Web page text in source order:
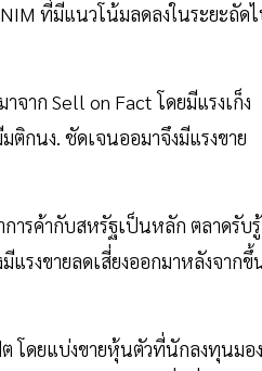
ที่มีแนวโน้มลดลงในระยะถัด
าก Sell on Fact โดยมีแรงเก็ง
กนง. ชัดเจนออมาจึงมีแรงขาย
ารค้ากับสหรัฐเป็นหลัก ตลาดรับรู้
แรงขายลดเสี่ยงออกมาหลังจากขึ้
โดยแบ่งขายหุ้นตัวที่นักลงทุนมอง